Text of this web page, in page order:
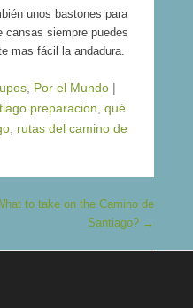
unos bastones para
cansas siempre puedes
mas fácil la andadura.
, Por el Mundo |
preparacion, qué
, rutas del camino de
to take on the Camino de
Santiago? →